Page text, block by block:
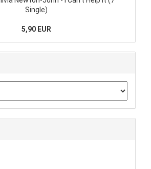
Single)
5,90 EUR